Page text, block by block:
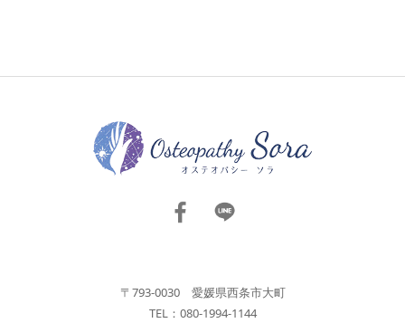
〒793-0030 愛媛県西条市大町
TEL：080-1994-1144